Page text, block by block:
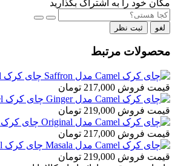
مکان خود را به اشتراک بگذارید
لغو ثبت نظر
محصولات مرتبط
چای کرک Camel مدل Saffron
قیمت فروش 217,000 تومان
چای کرک Camel مدل Ginger
قیمت فروش 219,000 تومان
چای کرک Camel مدل Original
قیمت فروش 217,000 تومان
چای کرک Camel مدل Masala
قیمت فروش 219,000 تومان